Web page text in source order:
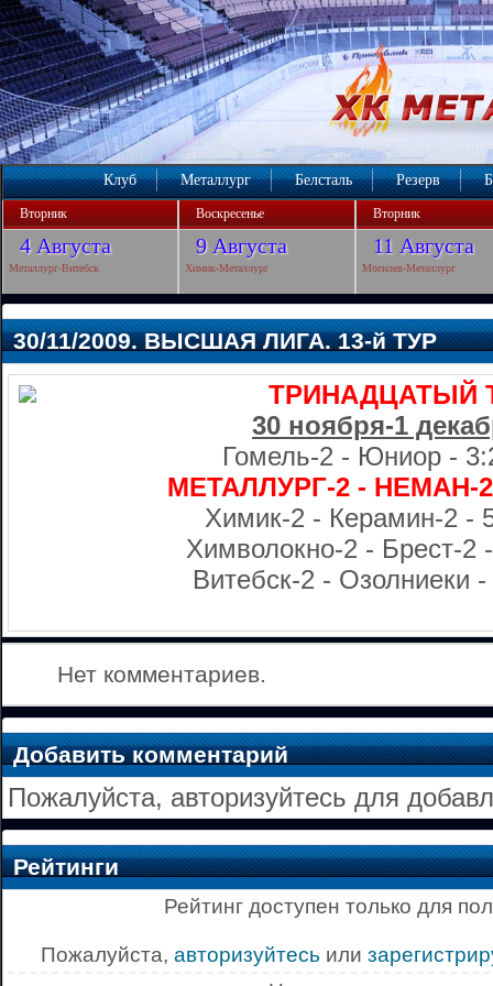
Клуб Металлург Белсталь Резерв
Вторник Воскресенье Вторник
4 Августа 9 Августа 11 Августа
Металлург-Витебск Химик-Металлург Могилев-Металлург
30/11/2009. ВЫСШАЯ ЛИГА. 13-й ТУР
ТРИНАДЦАТЫЙ
30 ноября-1
Гомель-2 - Юниор -
МЕТАЛЛУРГ-2 - НЕМАН-2
Химик-2 - Керамин-2 -
Химволокно-2 - Брест-2
Витебск-2 - Озолниеки
Нет комментариев.
Добавить комментарий
Пожалуйста, авторизуйтесь для
Рейтинги
Рейтинг доступен только для
Пожалуйста, авторизуйтесь или